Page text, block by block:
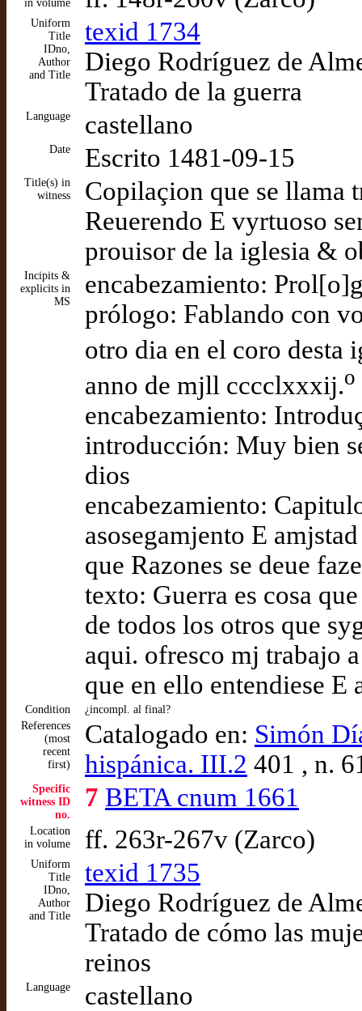
in volume
Uniform
Title
IDno,
Author
and Title
texid 1734
Diego Rodríguez de
Tratado de la guerra
Language castellano
Date Escrito 1481-09-15
Title(s) in
witness
Copilaçion que se llama
Reuerendo E vyrtuoso
prouisor de la iglesia &
Incipits &
explicits in
MS
encabezamiento:
prólogo: Fablando con
otro dia en el coro
anno de mjll cccclxxxij.o
encabezamiento:
introducción: Muy bien
dios
encabezamiento:
asosegamjento E
que Razones se deue
texto: Guerra es cosa
de todos los otros que
aqui. ofresco mj trabajo
que en ello entendiese
Condition
¿incompl. al final?
References
(most
recent
first)
Catalogado en: Simón
hispánica. III.2 401 , n.
Specific
witness ID
no.
7 BETA cnum 1661
Location
in volume
ff. 263r-267v (Zarco)
Uniform
Title
IDno,
Author
and Title
texid 1735
Diego Rodríguez de
Tratado de cómo las
reinos
Language castellano